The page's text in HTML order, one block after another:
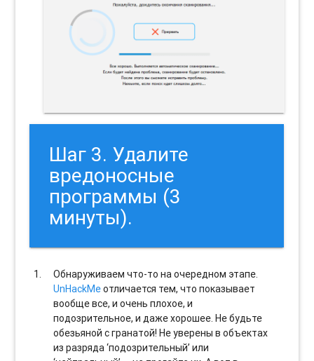
Шаг 3. Удалите
вредоносные
программы (3
минуты).
Обнаруживаем что-то на очередном этапе.
UnHackMeотличается тем, что показывает
вообще все, и очень плохое, и
подозрительное, и даже хорошее. Не будьте
обезьяной с гранатой! Не уверены в объектах
из разряда ‘подозрительный’ или